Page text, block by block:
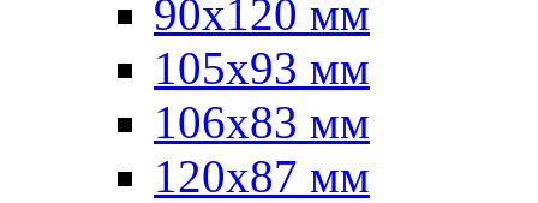
90х120 мм
105х93 мм
106х83 мм
120х87 мм